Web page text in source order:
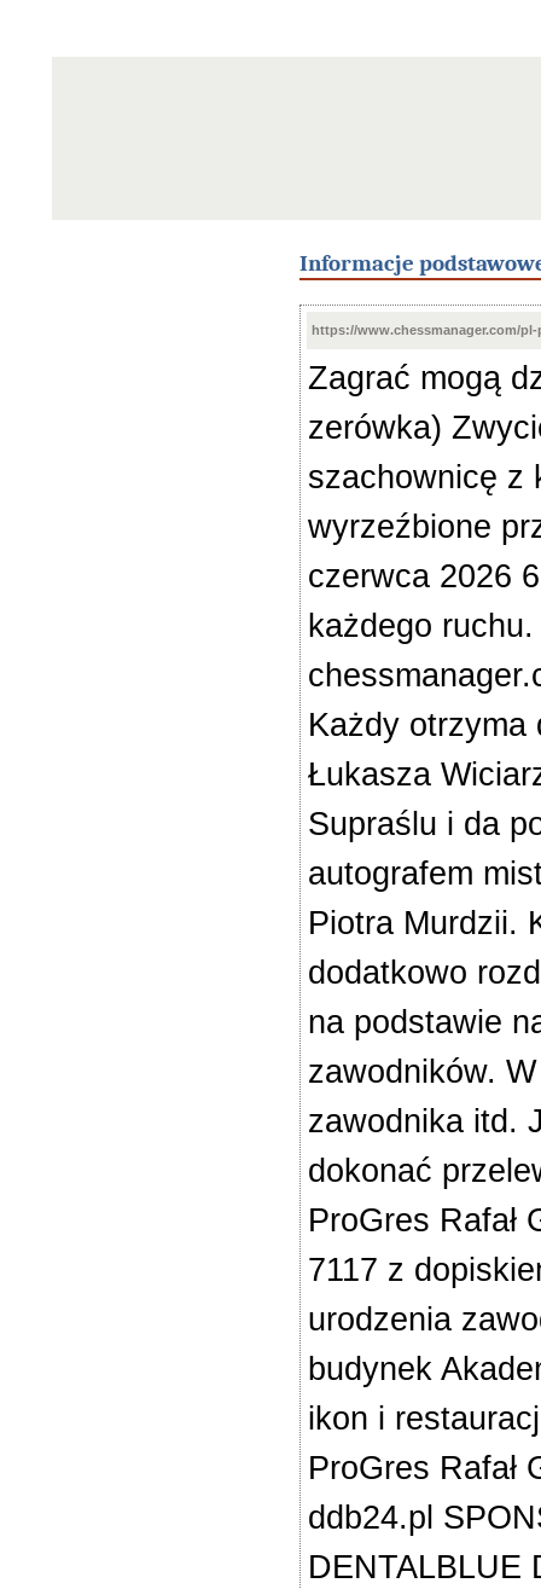
Informacje
https://www.chessmanager.com/pl-
Zagrać mogą
zerówka)
szachownicę z
wyrzeźbione
czerwca 2026
każdego
Każdy otrzyma
Łukasza
Supraślu i da
autografem
Piotra Murdzii.
dodatkowo
na podstawie
zawodników.
zawodnika itd.
dokonać
ProGres Rafał
7117 z
urodzenia
budynek
ikon i
ProGres Rafał
ddb24.pl
DENTALBLUE